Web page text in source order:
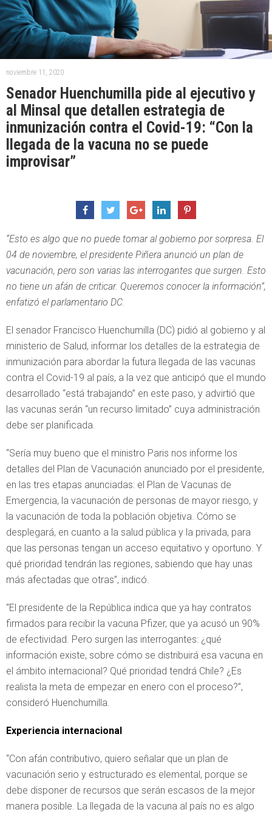
noviembre 11, 2020
Senador Huenchumilla pide al ejecutivo y
al Minsal que detallen estrategia de
inmunización contra el Covid-19: “Con la
llegada de la vacuna no se puede
improvisar”
“Esto es algo que no puede tomar al gobierno por sorpresa. El
04 de noviembre, el presidente Piñera anunció un plan de
vacunación, pero son varias las interrogantes que surgen. Esto
no tiene un afán de criticar. Queremos conocer la información”,
enfatizó el parlamentario DC.
El senador Francisco Huenchumilla (DC) pidió al gobierno y al
ministerio de Salud, informar los detalles de la estrategia de
inmunización para abordar la futura llegada de las vacunas
contra el Covid-19 al país, a la vez que anticipó que el mundo
desarrollado “está trabajando” en este paso, y advirtió que
las vacunas serán “un recurso limitado” cuya administración
debe ser planificada.
“Sería muy bueno que el ministro Paris nos informe los
detalles del Plan de Vacunación anunciado por el presidente,
en las tres etapas anunciadas: el Plan de Vacunas de
Emergencia, la vacunación de personas de mayor riesgo, y
la vacunación de toda la población objetiva. Cómo se
desplegará, en cuanto a la salud pública y la privada, para
que las personas tengan un acceso equitativo y oportuno. Y
qué prioridad tendrán las regiones, sabiendo que hay unas
más afectadas que otras”, indicó.
“El presidente de la República indica que ya hay contratos
firmados para recibir la vacuna Pfizer, que ya acusó un 90%
de efectividad. Pero surgen las interrogantes: ¿qué
información existe, sobre cómo se distribuirá esa vacuna en
el ámbito internacional? Qué prioridad tendrá Chile? ¿Es
realista la meta de empezar en enero con el proceso?”,
consideró Huenchumilla.
Experiencia internacional
“Con afán contributivo, quiero señalar que un plan de
vacunación serio y estructurado es elemental, porque se
debe disponer de recursos que serán escasos de la mejor
manera posible. La llegada de la vacuna al país no es algo